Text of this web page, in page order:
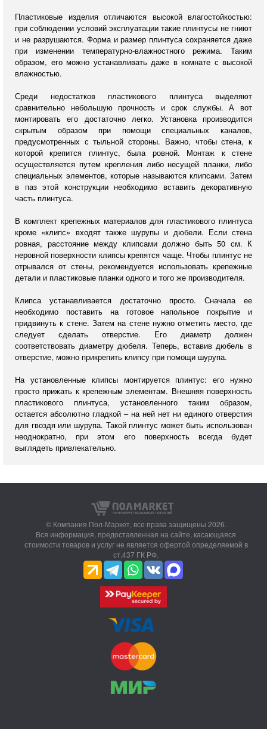
Пластиковые изделия отличаются высокой влагостойкостью:
при соблюдении условий эксплуатации такие плинтусы не гниют
и не разрушаются. Форма и размер плинтуса сохраняется даже
при изменении температурно-влажностного режима. Таким
образом, его можно устанавливать даже в комнате с высокой
влажностью.
Среди недостатков пластикового плинтуса выделяют
сравнительно небольшую прочность и срок службы. А вот
монтировать его достаточно легко. Установка производится
скрытым образом при помощи специальных каналов,
предусмотренных с тыльной стороны. Важно, чтобы стена, к
которой крепится плинтус, была ровной. Монтаж к стене
осуществляется путем крепления либо несущей планки, либо
специальных элементов, которые называются клипсами. Затем
в паз этой конструкции необходимо вставить декоративную
часть плинтуса.
В комплект крепежных материалов для пластикового плинтуса
кроме «клипс» входят также шурупы и дюбели. Если стена
ровная, расстояние между клипсами должно быть 50 см. К
неровной поверхности клипсы крепятся чаще. Чтобы плинтус не
отрывался от стены, рекомендуется использовать крепежные
детали и пластиковые планки одного и того же производителя.
Клипса устанавливается достаточно просто. Сначала ее
необходимо поставить на готовое напольное покрытие и
придвинуть к стене. Затем на стене нужно отметить место, где
следует сделать отверстие. Его диаметр должен
соответствовать диаметру дюбеля. Теперь, вставив дюбель в
отверстие, можно прикрепить клипсу при помощи шурупа.
На установленные клипсы монтируется плинтус: его нужно
просто прижать к крепежным элементам. Внешняя поверхность
пластикового плинтуса, установленного таким образом,
остается абсолютно гладкой – на ней нет ни единого отверстия
для гвоздя или шурупа. Такой плинтус может быть использован
неоднократно, при этом его поверхность всегда будет
выглядеть привлекательно.
© Компания Пол-Маркет, все права защищены 2026.
Вся информация, предоставленная на сайте, касающаяся
стоимости товаров и услуг не является офертой определяемой в
ст.437 ГК РФ.